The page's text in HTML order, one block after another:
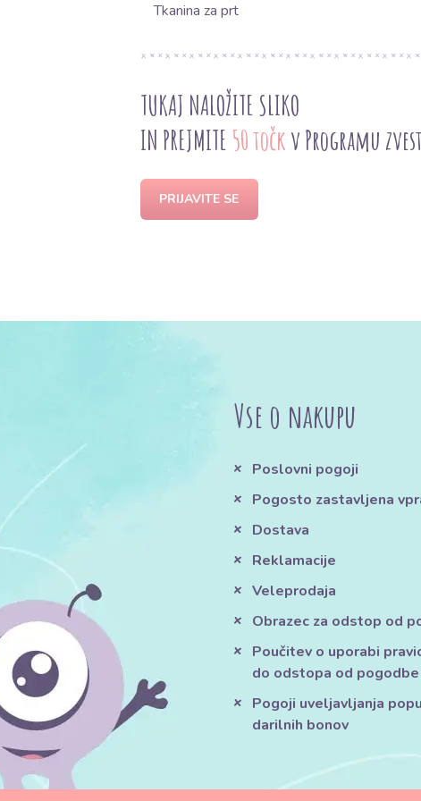
Tkanina za prt
TUKAJ NALOŽITE SLIKO
IN PREJMITE 50 točkv Programu
PRIJAVITE SE
Vse o nakupu
Poslovni pogoji
Pogosto zastavljena
Dostava
Reklamacije
Veleprodaja
Obrazec za odstop od
Poučitev o uporabi
do odstopa od pogodbe
Pogoji uveljavljanja
darilnih bonov